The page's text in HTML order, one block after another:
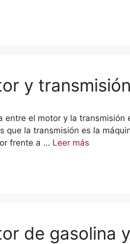
y transmisión
entre el motor y la
que la transmisión es la
frente a … Leer más
de gasolina